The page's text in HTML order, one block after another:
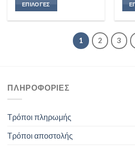
ΕΠΙΛΟΓΈΣ
1 2 3
ΠΛΗΡΟΦΟΡΊΕΣ
Τρόποι πληρωμής
Τρόποι αποστολής